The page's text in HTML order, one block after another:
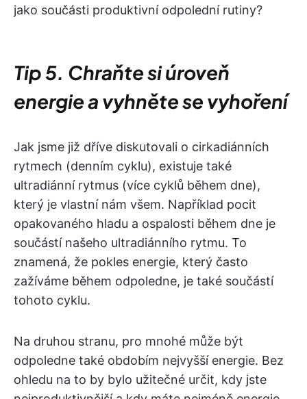
jako součásti produktivní odpolední rutiny?
Tip 5. Chraňte si úroveň
energie a vyhněte se vyhoření
Jak jsme již dříve diskutovali o cirkadiánních
rytmech (denním cyklu), existuje také
ultradiánní rytmus (více cyklů během dne),
který je vlastní nám všem. Například pocit
opakovaného hladu a ospalosti během dne je
součástí našeho ultradiánního rytmu. To
znamená, že pokles energie, který často
zažíváme během odpoledne, je také součástí
tohoto cyklu.
Na druhou stranu, pro mnohé může být
odpoledne také obdobím nejvyšší energie. Bez
ohledu na to by bylo užitečné určit, kdy jste